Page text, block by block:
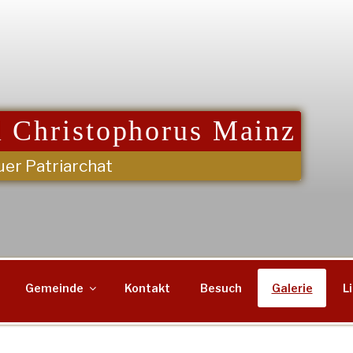
Christophorus Mainz
Patriarchat
Gemeinde Kontakt Besuch Galerie